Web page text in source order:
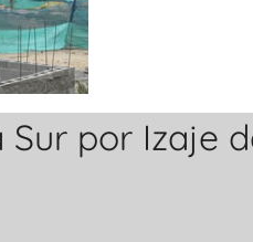
por Izaje